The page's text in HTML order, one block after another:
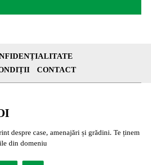
CONTACT
despre case, amenajări și grădini. Te ținem
din domeniu